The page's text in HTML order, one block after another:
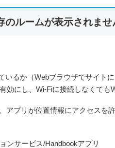
のルームが表示されませ
るか（Webブラウザでサイト
効にし、Wi-Fiに接続しなくても
アプリが位置情報にアクセスを
ンサービス/Handbookアプリ